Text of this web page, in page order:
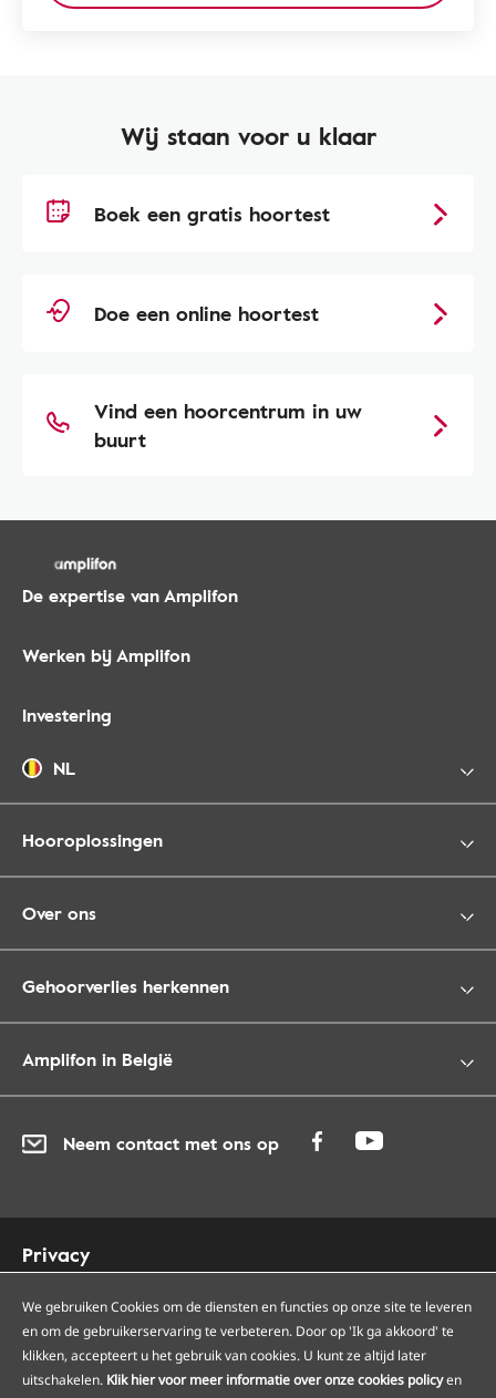
Wij staan voor u klaar
Boek een gratis hoortest
Doe een online hoortest
Vind een hoorcentrum in uw
buurt
De expertise van Amplifon
Werken bij Amplifon
Investering
NL
Hooroplossingen
Over ons
Gehoorverlies herkennen
Amplifon in België
Neem contact met ons op
Privacy
Cookies
Toegankelijkheid
Sitemap
Onze Amplifon hoorcentra
We gebruiken Cookies om de diensten en functies op onze site te leveren
en om de gebruikerservaring te verbeteren. Door op 'Ik ga akkoord' te
klikken, accepteert u het gebruik van cookies. U kunt ze altijd later
uitschakelen. Klik hier voor meer informatie over onze cookies policyen